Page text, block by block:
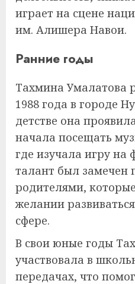
играет на сцене
им. Алишера Навои.
Ранние годы
Тахмина Умалатова
1988 года в городе
детстве она
начала посещать
где изучала игру на
талант был замечен
родителями,
желании
сфере.
В свои юные годы
участвовала в
передачах, что